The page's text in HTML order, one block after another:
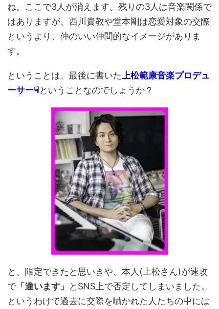
ね。ここで3人が消えます。残りの3人は音楽関係で
はありますが、西川貴教や堂本剛は恋愛対象の交際
というより、仲のいい仲間的なイメージがありま
す。
ということは、最後に書いた 上松範康音楽プロデュ
ーサー☟ということなのでしょうか？
と、限定できたと思いきや、本人(上松さん)が速攻
で「違います」
とSNS上で否定してしまいました。
というわけで過去に交際を囁かれた人たちの中には